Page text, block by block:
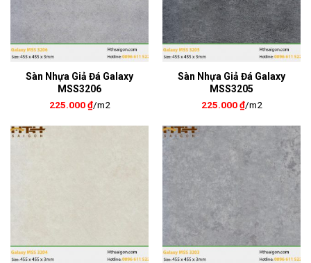
Sàn Nhựa Giả Đá Galaxy
MSS3206
225.000₫/m2
Sàn Nhựa Giả Đá Galaxy
MSS3205
225.000₫/m2